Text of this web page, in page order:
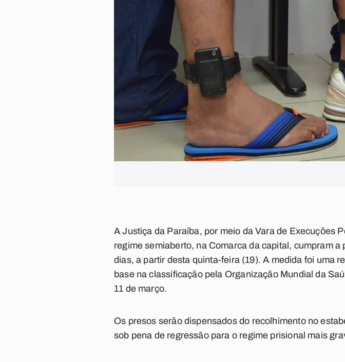
A Justiça da Paraíba, por meio da Vara de Execuções
regime semiaberto, na Comarca da capital, cumpram
dias, a partir desta quinta-feira (19). A medida foi uma
base na classificação pela Organização Mundial da
11 de março.
Os presos serão dispensados do recolhimento no
sob pena de regressão para o regime prisional mais